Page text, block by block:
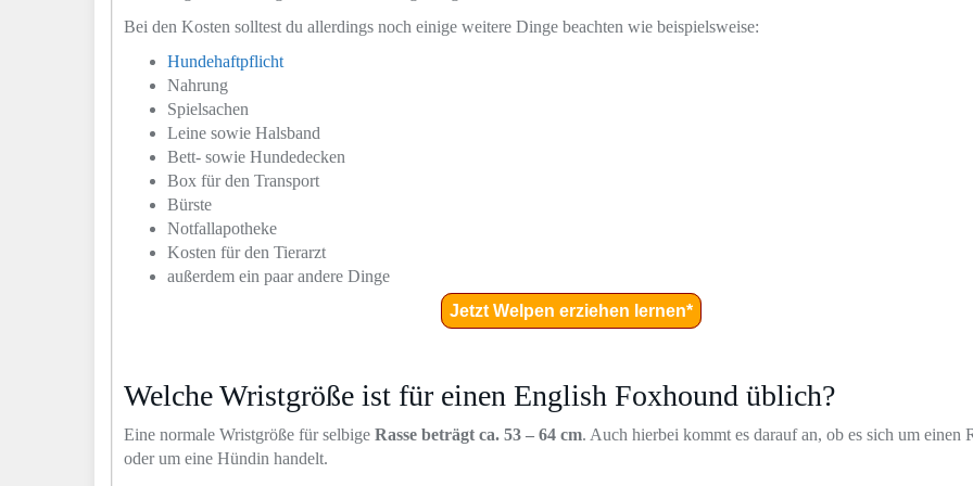
Bei den Kosten solltest du allerdings noch einige weitere Dinge beachten wie beispielsweise:
Hundehaftpflicht
Nahrung
Spielsachen
Leine sowie Halsband
Bett- sowie Hundedecken
Box für den Transport
Bürste
Notfallapotheke
Kosten für den Tierarzt
außerdem ein paar andere Dinge
Jetzt Welpen erziehen lernen*
Welche Wristgröße ist für einen English Foxhound üblich?
Eine normale Wristgröße für selbige Rasse beträgt ca. 53 – 64 cm. Auch hierbei kommt es darauf an, ob es sich um einen
oder um eine Hündin handelt.